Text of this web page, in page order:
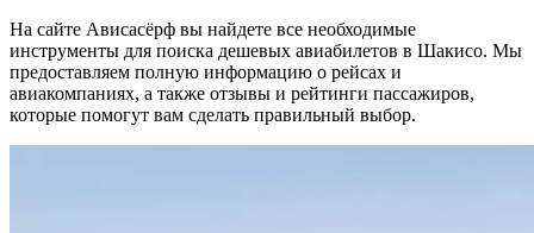
На сайте Ависасёрф вы найдете все необходимые
инструменты для поиска дешевых авиабилетов в Шакисо. Мы
предоставляем полную информацию о рейсах и
авиакомпаниях, а также отзывы и рейтинги пассажиров,
которые помогут вам сделать правильный выбор.